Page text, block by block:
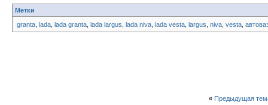
Метки
granta lada lada granta lada largus lada niva lada vesta largus niva vesta
« Предыдущая